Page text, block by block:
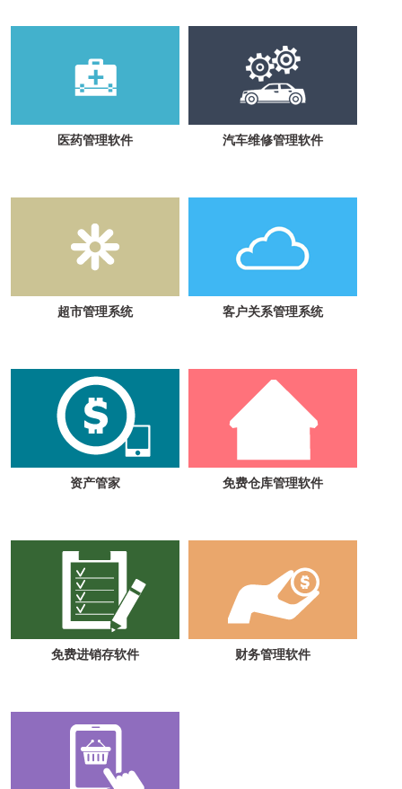
医药管理软件 汽车维修管理软件
超市管理系统 客户关系管理系统
资产管家 免费仓库管理软件
免费进销存软件 财务管理软件